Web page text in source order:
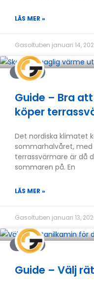
LÄS MER »
Gasoltuben januari 14,
GUIDER
Guide – Bra
köper
Det nordiska klimatet
sommarhalvåret, med
terrassvärmare är då
sommaren på. En
LÄS MER »
Gasoltuben januari 13,
GUIDER
Guide – Välj